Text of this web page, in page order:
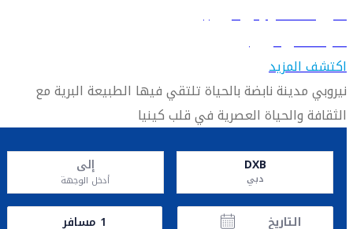
دليل السفر إلى نيروبي
تعرّف على نيروبي
اكتشف المزيد
نيروبي مدينة نابضة بالحياة تلتقي فيها الطبيعة البرية مع
الثقافة والحياة العصرية في قلب كينيا
DXB
دبي
إلى
أدخل الوجهة
التاريخ 1 مسافر